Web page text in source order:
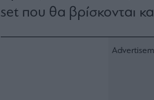
set που θα βρίσκονται